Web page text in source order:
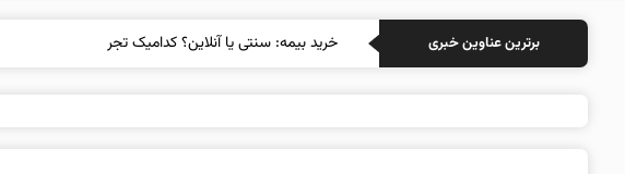
برترین عناوین خبری خرید بیمه: سنتی یا آنلاین؟ کدامیک تجربه بهتری برای مشت